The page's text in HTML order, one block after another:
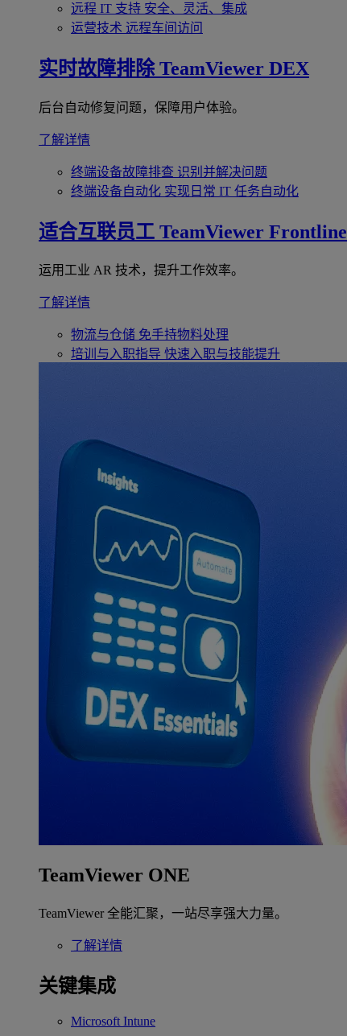
远程 IT 支持 安全、灵活、集成
运营技术 远程车间访问
实时故障排除 TeamViewer DEX
后台自动修复问题，保障用户体验。
了解详情
终端设备故障排查 识别并解决问题
终端设备自动化 实现日常 IT 任务自动化
适合互联员工 TeamViewer Frontline
运用工业 AR 技术，提升工作效率。
了解详情
物流与仓储 免手持物料处理
培训与入职指导 快速入职与技能提升
TeamViewer ONE
TeamViewer 全能汇聚，一站尽享强大力量。
了解详情
关键集成
Microsoft Intune